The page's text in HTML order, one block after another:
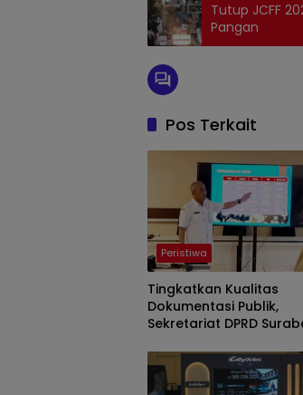
Tutup JCFF
Pangan
Pos Terkait
Peristiwa
Tingkatkan Kualitas
Dokumentasi Publik,
Sekretariat DPRD
Fotografi